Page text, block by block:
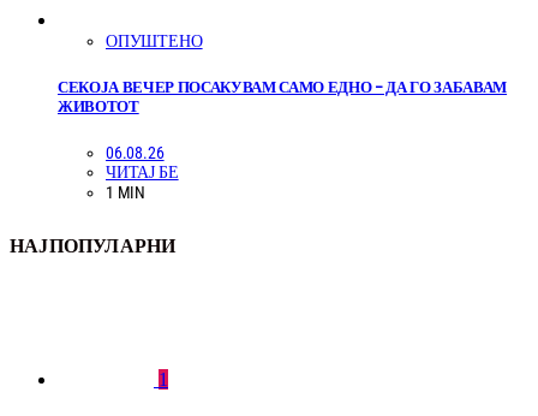
ОПУШТЕНО
СЕКОЈА ВЕЧЕР ПОСАКУВАМ САМО ЕДНО – ДА ГО ЗАБАВАМ
ЖИВОТОТ
06.08.26
ЧИТАЈ БЕ
1 MIN
НАЈПОПУЛАРНИ
1